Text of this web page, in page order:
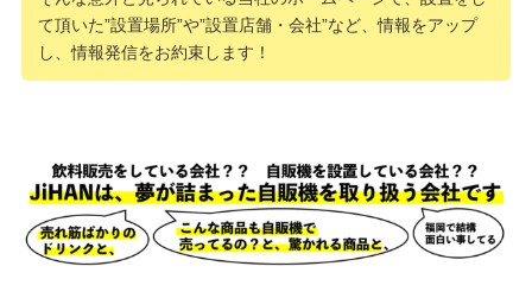
て頂いた”設置場所”や”設置店舗・会社”など、情報をアップ
し、情報発信をお約束します！